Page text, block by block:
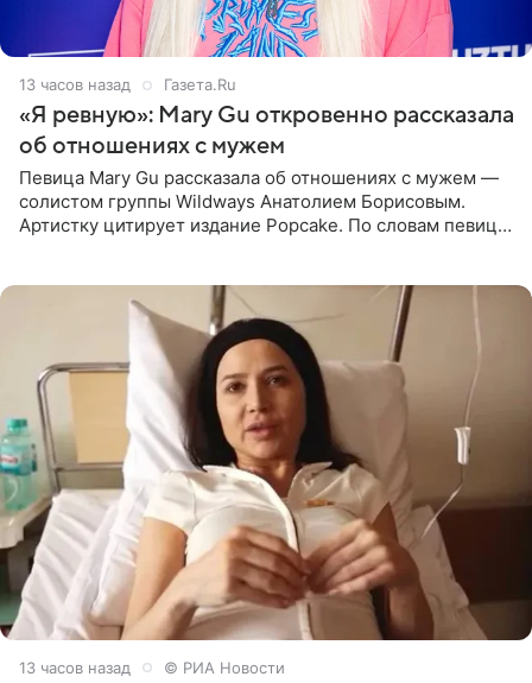
13 часов назад Газета.Ru
«Я ревную»: Mary Gu откровенно рассказала
об отношениях с мужем
Певица Mary Gu рассказала об отношениях с мужем —
солистом группы Wildways Анатолием Борисовым.
Артистку цитирует издание Popcake. По словам певицы,
13 часов назад © РИА Новости